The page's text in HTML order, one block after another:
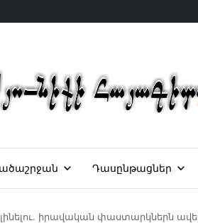
Դասընթացներ
իրավական փաստարկներն